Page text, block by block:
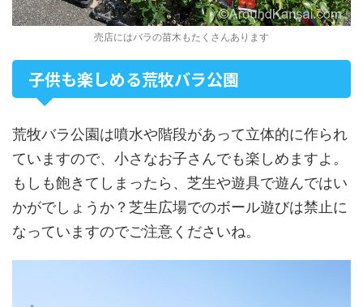
売店にはバラの苗木もたくさんあります
子供も楽しめる荒牧バラ公園
荒牧バラ公園は噴水や階段があって立体的に作られ
ていますので、小さなお子さんでも楽しめますよ。
もしも飽きてしまったら、芝生や遊具で遊んではい
かがでしょうか？芝生広場でのボール遊びは禁止に
なっていますのでご注意くださいね。